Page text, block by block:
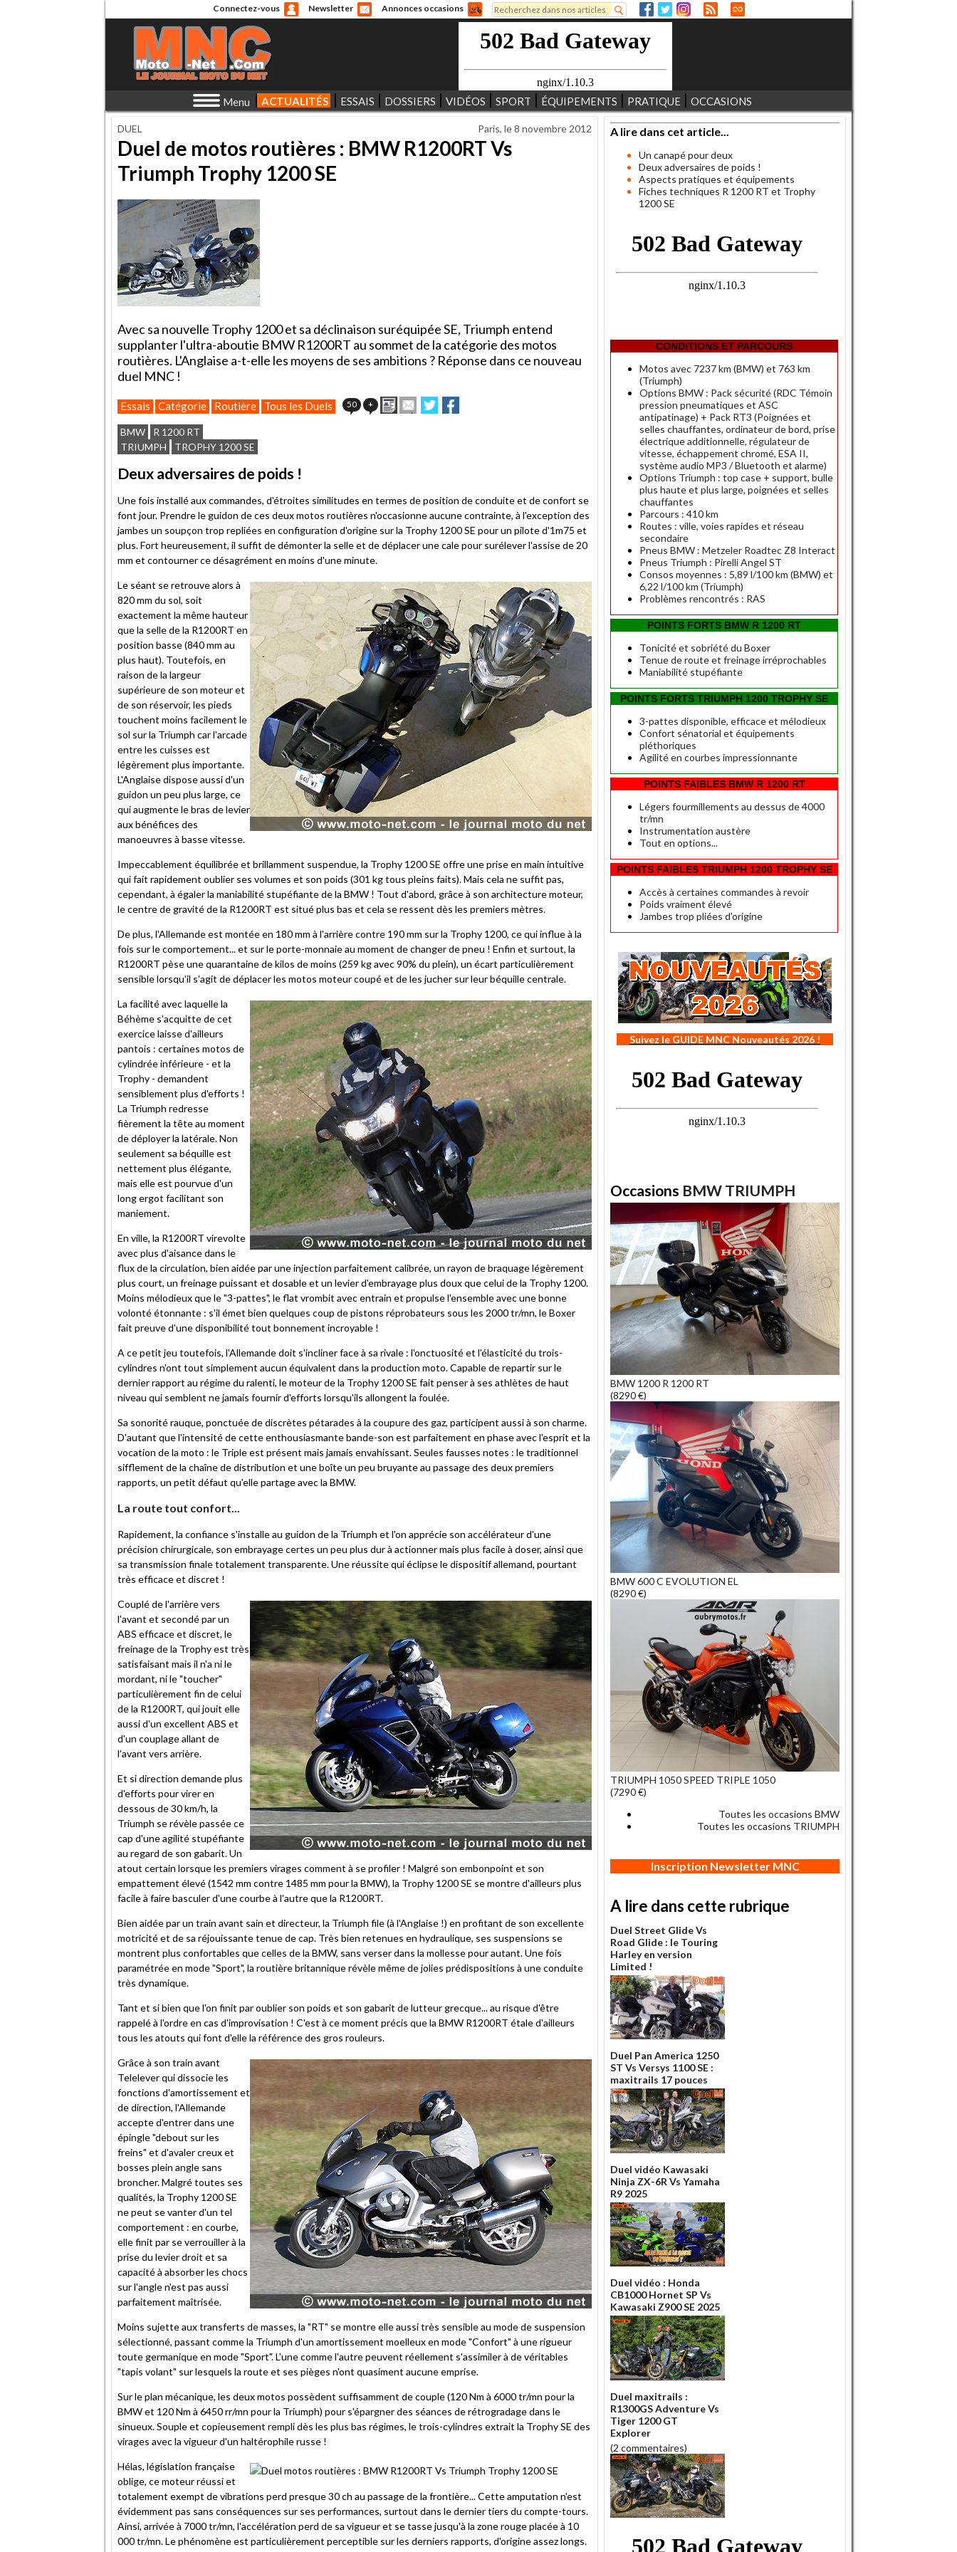
Connectez-vous Newsletter Annonces occasions
Formulaire de recherche
Rechercher
Menu ACTUALITÉS ESSAIS DOSSIERS VIDÉOS SPORT ÉQUIPEMENTS PRATIQUE OCCASIONS
DUEL Paris, le8 novembre 2012
Duel de motos routières : BMW R1200RT Vs
Triumph Trophy 1200 SE
Avec sa nouvelle Trophy 1200 et sa déclinaison suréquipée SE, Triumph entend
supplanter l'ultra-aboutie BMW R1200RT au sommet de la catégorie des motos
routières. L'Anglaise a-t-elle les moyens de ses ambitions ? Réponse dans ce nouveau
duel MNC !
Essais Catégorie Routière Tous les Duels 50 + ImprimerEnvoyer
cet
Partager
sur
sur
BMW
R 1200 RT
TRIUMPH
TROPHY 1200 SE
Deux adversaires de poids !
Une fois installé aux commandes, d'étroites similitudes en termes de position de conduite et de confort se
font jour. Prendre le guidon de ces deux motos routières n'occasionne aucune contrainte, à l'exception des
jambes un soupçon trop repliées en configuration d'origine sur la Trophy 1200 SE pour un pilote d'1m75 et
plus. Fort heureusement, il suffit de démonter la selle et de déplacer une cale pour surélever l'assise de 20
mm et contourner ce désagrément en moins d'une minute.
Le séant se retrouve alors à
820 mm du sol, soit
exactement la même hauteur
que la selle de la R1200RT en
position basse (840 mm au
plus haut). Toutefois, en
raison de la largeur
supérieure de son moteur et
de son réservoir, les pieds
touchent moins facilement le
sol sur la Triumph car l'arcade
entre les cuisses est
légèrement plus importante.
L'Anglaise dispose aussi d'un
guidon un peu plus large, ce
qui augmente le bras de levier
aux bénéfices des
manoeuvres à basse vitesse.
Impeccablement équilibrée et brillamment suspendue, la Trophy 1200 SE offre une prise en main intuitive
qui fait rapidement oublier ses volumes et son poids (301 kg tous pleins faits). Mais cela ne suffit pas,
cependant, à égaler la maniabilité stupéfiante de la BMW ! Tout d'abord, grâce à son architecture moteur,
le centre de gravité de la R1200RT est situé plus bas et cela se ressent dès les premiers mètres.
De plus, l'Allemande est montée en 180 mm à l'arrière contre 190 mm sur la Trophy 1200, ce qui influe à la
fois sur le comportement... et sur le porte-monnaie au moment de changer de pneu ! Enfin et surtout, la
R1200RT pèse une quarantaine de kilos de moins (259 kg avec 90% du plein), un écart particulièrement
sensible lorsqu'il s'agit de déplacer les motos moteur coupé et de les jucher sur leur béquille centrale.
La facilité avec laquelle la
Béhème s'acquitte de cet
exercice laisse d'ailleurs
pantois : certaines motos de
cylindrée inférieure - et la
Trophy - demandent
sensiblement plus d'efforts !
La Triumph redresse
fièrement la tête au moment
de déployer la latérale. Non
seulement sa béquille est
nettement plus élégante,
mais elle est pourvue d'un
long ergot facilitant son
maniement.
En ville, la R1200RT virevolte
avec plus d'aisance dans le
flux de la circulation, bien aidée par une injection parfaitement calibrée, un rayon de braquage légèrement
plus court, un freinage puissant et dosable et un levier d'embrayage plus doux que celui de la Trophy 1200.
Moins mélodieux que le "3-pattes", le flat vrombit avec entrain et propulse l'ensemble avec une bonne
volonté étonnante : s'il émet bien quelques coup de pistons réprobateurs sous les 2000 tr/mn, le Boxer
fait preuve d'une disponibilité tout bonnement incroyable !
A ce petit jeu toutefois, l'Allemande doit s'incliner face à sa rivale : l'onctuosité et l'élasticité du trois-
cylindres n'ont tout simplement aucun équivalent dans la production moto. Capable de repartir sur le
dernier rapport au régime du ralenti, le moteur de la Trophy 1200 SE fait penser à ses athlètes de haut
niveau qui semblent ne jamais fournir d'efforts lorsqu'ils allongent la foulée.
Sa sonorité rauque, ponctuée de discrètes pétarades à la coupure des gaz, participent aussi à son charme.
D'autant que l'intensité de cette enthousiasmante bande-son est parfaitement en phase avec l'esprit et la
vocation de la moto : le Triple est présent mais jamais envahissant. Seules fausses notes : le traditionnel
sifflement de la chaîne de distribution et une boîte un peu bruyante au passage des deux premiers
rapports, un petit défaut qu'elle partage avec la BMW.
La route tout confort...
Rapidement, la confiance s'installe au guidon de la Triumph et l'on apprécie son accélérateur d'une
précision chirurgicale, son embrayage certes un peu plus dur à actionner mais plus facile à doser, ainsi que
sa transmission finale totalement transparente. Une réussite qui éclipse le dispositif allemand, pourtant
très efficace et discret !
Couplé de l'arrière vers
l'avant et secondé par un
ABS efficace et discret, le
freinage de la Trophy est très
satisfaisant mais il n'a ni le
mordant, ni le "toucher"
particulièrement fin de celui
de la R1200RT, qui jouit elle
aussi d'un excellent ABS et
d'un couplage allant de
l'avant vers arrière.
Et si direction demande plus
d'efforts pour virer en
dessous de 30 km/h, la
Triumph se révèle passée ce
cap d'une agilité stupéfiante
au regard de son gabarit. Un
atout certain lorsque les premiers virages comment à se profiler ! Malgré son embonpoint et son
empattement élevé (1542 mm contre 1485 mm pour la BMW), la Trophy 1200 SE se montre d'ailleurs plus
facile à faire basculer d'une courbe à l'autre que la R1200RT.
Bien aidée par un train avant sain et directeur, la Triumph file (à l'Anglaise !) en profitant de son excellente
motricité et de sa réjouissante tenue de cap. Très bien retenues en hydraulique, ses suspensions se
montrent plus confortables que celles de la BMW, sans verser dans la mollesse pour autant. Une fois
paramétrée en mode "Sport", la routière britannique révèle même de jolies prédispositions à une conduite
très dynamique.
Tant et si bien que l'on finit par oublier son poids et son gabarit de lutteur grecque... au risque d'être
rappelé à l'ordre en cas d'improvisation ! C'est à ce moment précis que la BMW R1200RT étale d'ailleurs
tous les atouts qui font d'elle la référence des gros rouleurs.
Grâce à son train avant
Telelever qui dissocie les
fonctions d'amortissement et
de direction, l'Allemande
accepte d'entrer dans une
épingle "debout sur les
freins" et d'avaler creux et
bosses plein angle sans
broncher. Malgré toutes ses
qualités, la Trophy 1200 SE
ne peut se vanter d'un tel
comportement : en courbe,
elle finit par se verrouiller à la
prise du levier droit et sa
capacité à absorber les chocs
sur l'angle n'est pas aussi
parfaitement maîtrisée.
Moins sujette aux transferts de masses, la "RT" se montre elle aussi très sensible au mode de suspension
sélectionné, passant comme la Triumph d'un amortissement moelleux en mode "Confort" à une rigueur
toute germanique en mode "Sport". L'une comme l'autre peuvent réellement s'assimiler à de véritables
"tapis volant" sur lesquels la route et ses pièges n'ont quasiment aucune emprise.
Sur le plan mécanique, les deux motos possèdent suffisamment de couple (120 Nm à 6000 tr/mn pour la
BMW et 120 Nm à 6450 rr/mn pour la Triumph) pour s'épargner des séances de rétrogradage dans le
sinueux. Souple et copieusement rempli dès les plus bas régimes, le trois-cylindres extrait la Trophy SE des
virages avec la vigueur d'un haltérophile russe !
Hélas, législation française
oblige, ce moteur réussi et
totalement exempt de vibrations perd presque 30 ch au passage de la frontière... Cette amputation n'est
évidemment pas sans conséquences sur ses performances, surtout dans le dernier tiers du compte-tours.
Ainsi, arrivée à 7000 tr/mn, l'accélération perd de sa vigueur et se tasse jusqu'à la zone rouge placée à 10
000 tr/mn. Le phénomène est particulièrement perceptible sur les derniers rapports, d'origine assez longs.
A lire dans cet article...
Un canapé pour deux
Deux adversaires de poids !
Aspects pratiques et équipements
Fiches techniques R 1200 RT et Trophy
1200 SE
CONDITIONS ET PARCOURS
Motos avec 7237 km (BMW) et 763 km
(Triumph)
Options BMW : Pack sécurité (RDC Témoin
pression pneumatiques et ASC
antipatinage) + Pack RT3 (Poignées et
selles chauffantes, ordinateur de bord, prise
électrique additionnelle, régulateur de
vitesse, échappement chromé, ESA II,
système audio MP3 / Bluetooth et alarme)
Options Triumph : top case + support, bulle
plus haute et plus large, poignées et selles
chauffantes
Parcours : 410 km
Routes : ville, voies rapides et réseau
secondaire
Pneus BMW : Metzeler Roadtec Z8 Interact
Pneus Triumph : Pirelli Angel ST
Consos moyennes : 5,89 l/100 km (BMW) et
6,22 l/100 km (Triumph)
Problèmes rencontrés : RAS
POINTS FORTS BMW R 1200 RT
Tonicité et sobriété du Boxer
Tenue de route et freinage irréprochables
Maniabilité stupéfiante
POINTS FORTS TRIUMPH 1200 TROPHY SE
3-pattes disponible, efficace et mélodieux
Confort sénatorial et équipements
pléthoriques
Agilité en courbes impressionnante
POINTS FAIBLES BMW R 1200 RT
Légers fourmillements au dessus de 4000
tr/mn
Instrumentation austère
Tout en options...
POINTS FAIBLES TRIUMPH 1200 TROPHY SE
Accès à certaines commandes à revoir
Poids vraiment élevé
Jambes trop pliées d'origine
Suivez le GUIDE MNC Nouveautés 2026 !
Occasions BMW TRIUMPH
BMW 1200 R 1200 RT
(8290 €)
BMW 600 C EVOLUTION EL
(8290 €)
TRIUMPH 1050 SPEED TRIPLE 1050
(7290 €)
Toutes les occasions BMW
Toutes les occasions TRIUMPH
Inscription Newsletter MNC
A lire dans cette rubrique
Duel Street Glide Vs
Road Glide : le Touring
Harley en version
Limited !
Duel Pan America 1250
ST Vs Versys 1100 SE :
maxitrails 17 pouces
Duel vidéo Kawasaki
Ninja ZX-6R Vs Yamaha
R9 2025
Duel vidéo : Honda
CB1000 Hornet SP Vs
Kawasaki Z900 SE 2025
Duel maxitrails :
R1300GS Adventure Vs
Tiger 1200 GT
Explorer
(2 commentaires)